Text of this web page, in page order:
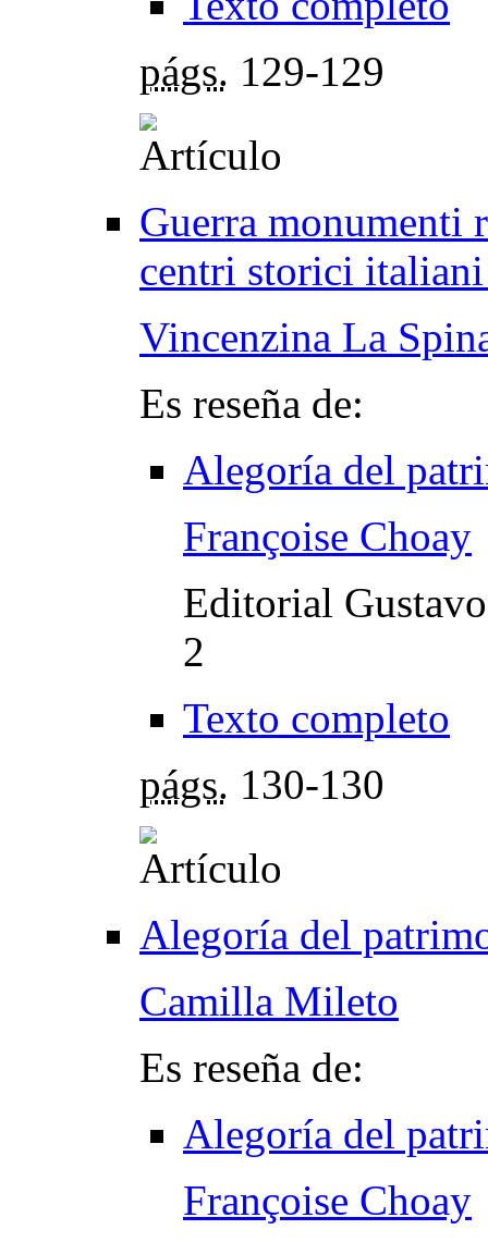
págs. 129-129
Guerra monumenti
centri storici
Vincenzina La
Es reseña de:
Alegoría del
Françoise Choay
Editorial
2
Texto completo
págs. 130-130
Alegoría del
Camilla Mileto
Es reseña de:
Alegoría del
Françoise Choay